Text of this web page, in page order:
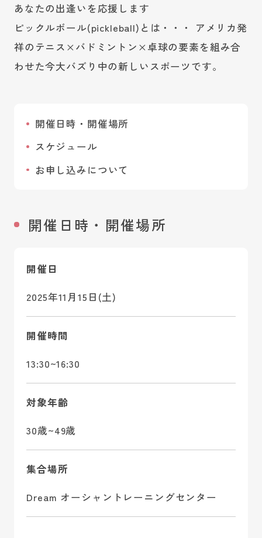
あなたの出逢いを応援します
ピックルボール(pickleball)とは・・・ アメリカ発
祥のテニス×バドミントン×卓球の要素を組み合
わせた今大バズり中の新しいスポーツです。
開催日時・開催場所
スケジュール
お申し込みについて
開催日時・開催場所
開催日
2025年11月15日(土)
開催時間
13:30~16:30
対象年齢
30歳~49歳
集合場所
Dream オーシャントレーニングセンター